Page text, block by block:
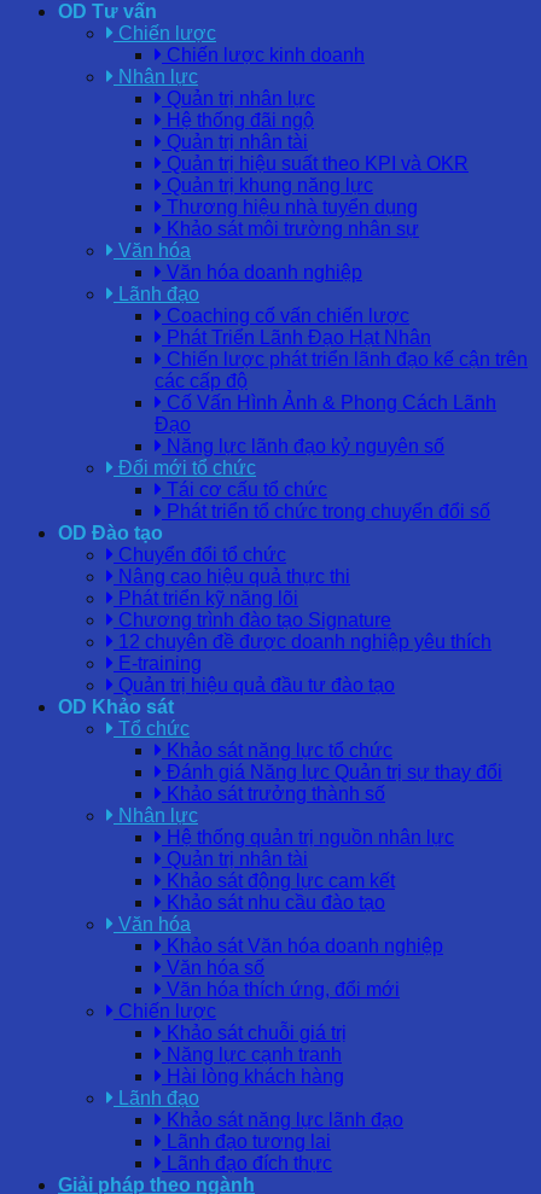
OD Tư vấn
Chiến lược
Chiến lược kinh doanh
Nhân lực
Quản trị nhân lực
Hệ thống đãi ngộ
Quản trị nhân tài
Quản trị hiệu suất theo KPI và OKR
Quản trị khung năng lực
Thương hiệu nhà tuyển dụng
Khảo sát môi trường nhân sự
Văn hóa
Văn hóa doanh nghiệp
Lãnh đạo
Coaching cố vấn chiến lược
Phát Triển Lãnh Đạo Hạt Nhân
Chiến lược phát triển lãnh đạo kế cận trên
các cấp độ
Cố Vấn Hình Ảnh & Phong Cách Lãnh
Đạo
Năng lực lãnh đạo kỷ nguyên số
Đổi mới tổ chức
Tái cơ cấu tổ chức
Phát triển tổ chức trong chuyển đổi số
OD Đào tạo
Chuyển đổi tổ chức
Nâng cao hiệu quả thực thi
Phát triển kỹ năng lõi
Chương trình đào tạo Signature
12 chuyên đề được doanh nghiệp yêu thích
E-training
Quản trị hiệu quả đầu tư đào tạo
OD Khảo sát
Tổ chức
Khảo sát năng lực tổ chức
Đánh giá Năng lực Quản trị sự thay đổi
Khảo sát trưởng thành số
Nhân lực
Hệ thống quản trị nguồn nhân lực
Quản trị nhân tài
Khảo sát động lực cam kết
Khảo sát nhu cầu đào tạo
Văn hóa
Khảo sát Văn hóa doanh nghiệp
Văn hóa số
Văn hóa thích ứng, đổi mới
Chiến lược
Khảo sát chuỗi giá trị
Năng lực cạnh tranh
Hài lòng khách hàng
Lãnh đạo
Khảo sát năng lực lãnh đạo
Lãnh đạo tương lai
Lãnh đạo đích thực
Giải pháp theo ngành